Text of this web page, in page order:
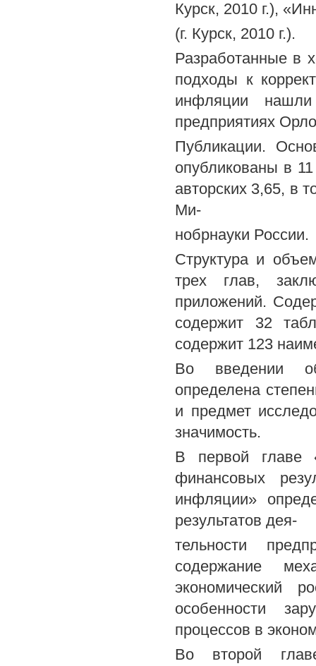
Курск, 2010 г.),
(г. Курск, 2010 г.).
Разработанные в
подходы к
инфляции
предприятиях
Публикации.
опубликованы в
авторских 3,65, в
Ми-
нобрнауки России.
Структура и
трех глав,
приложений.
содержит 32
содержит 123
Во введении
определена
и предмет
значимость.
В первой главе
финансовых
инфляции»
результатов дея-
тельности
содержание
экономический
особенности
процессов в
Во второй